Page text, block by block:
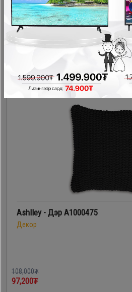
Декор
Ashlley - Дэр A1000475
Декор
108,000₮
97,200₮